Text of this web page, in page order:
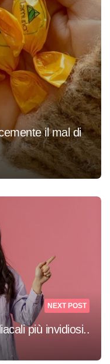
il mal di
NEXT POST
più invidiosi..